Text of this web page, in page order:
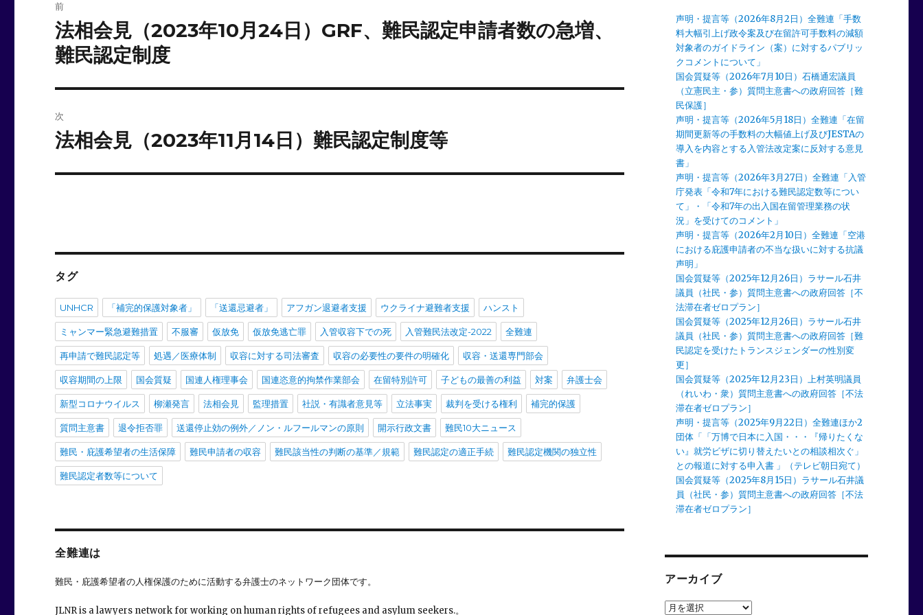
稿
ナ
ゲ
ー
前
前
の
投
稿:
法相会見（2023年10月24日）GRF、難民認定申請者数の急増、
難民認定制度
次
次
投
法相会見（2023年11月14日）難民認定制度等
タグ
UNHCR 「補完的保護対象者」 「送還忌避者」 アフガン退避者支援 ウクライナ避難者支援 ハンスト
ミャンマー緊急避難措置 不服審 仮放免 仮放免逃亡罪 入管収容下での死 入管難民法改定-2022 全難連
再申請で難民認定等 処遇／医療体制 収容に対する司法審査 収容の必要性の要件の明確化 収容・送還専門部会
収容期間の上限 国会質疑 国連人権理事会 国連恣意的拘禁作業部会 在留特別許可 子どもの最善の利益 対案 弁護士会
新型コロナウイルス 柳瀬発言 法相会見 監理措置 社説・有識者意見等 立法事実 裁判を受ける権利 補完的保護
質問主意書 退令拒否罪 送還停止効の例外／ノン・ルフールマンの原則 開示行政文書 難民10大ニュース
難民・庇護希望者の生活保障 難民申請者の収容 難民該当性の判断の基準／規範 難民認定の適正手続 難民認定機関の独立性
難民認定者数等について
全難連は
難民・庇護希望者の人権保護のために活動する弁護士のネットワーク団体です。
JLNR is a lawyers network for working on human rights of refugees and asylum seekers.。
声明・提言等（2026年8月2日）全難連「手数
料大幅引上げ政令案及び在留許可手数料の減額
対象者のガイドライン（案）に対するパブリッ
クコメントについて」
国会質疑等（2026年7月10日）石橋通宏議員
（立憲民主・参）質問主意書への政府回答［難
民保護］
声明・提言等（2026年5月18日）全難連「在留
期間更新等の手数料の大幅値上げ及びJESTAの
導入を内容とする入管法改定案に反対する意見
書」
声明・提言等（2026年3月27日）全難連「入管
庁発表「令和7年における難民認定数等につい
て」・「令和7年の出入国在留管理業務の状
況」を受けてのコメント」
声明・提言等（2026年2月10日）全難連「空港
における庇護申請者の不当な扱いに対する抗議
声明」
国会質疑等（2025年12月26日）ラサール石井
議員（社民・参）質問主意書への政府回答［不
法滞在者ゼロプラン］
国会質疑等（2025年12月26日）ラサール石井
議員（社民・参）質問主意書への政府回答［難
民認定を受けたトランスジェンダーの性別変
更］
国会質疑等（2025年12月23日）上村英明議員
（れいわ・衆）質問主意書への政府回答［不法
滞在者ゼロプラン］
声明・提言等（2025年9月22日）全難連ほか2
団体「「万博で日本に入国・・・『帰りたくな
い』就労ビザに切り替えたいとの相談相次ぐ」
との報道に対する申入書 」（テレビ朝日宛て）
国会質疑等（2025年8月15日）ラサール石井議
員（社民・参）質問主意書への政府回答［不法
滞在者ゼロプラン］
アーカイブ
ア